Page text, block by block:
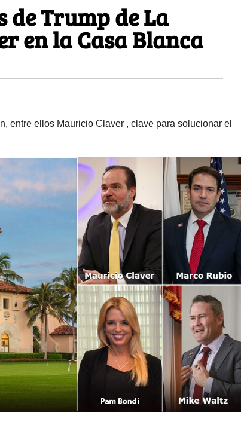
de Trump de La
en la Casa Blanca
entre ellos Mauricio Claver , clave para solucionar el